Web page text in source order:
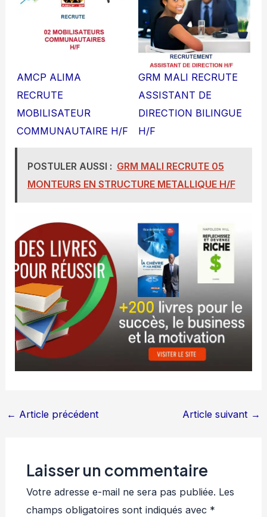
AMCP ALIMA
RECRUTE
MOBILISATEUR
COMMUNAUTAIRE H/F
GRM MALI RECRUTE
ASSISTANT DE
DIRECTION BILINGUE
H/F
POSTULER AUSSI : GRM MALI RECRUTE 05
MONTEURS EN STRUCTURE METALLIQUE H/F
← Article précédent Article suivant →
Laisser un commentaire
Votre adresse e-mail ne sera pas publiée. Les
champs obligatoires sont indiqués avec *